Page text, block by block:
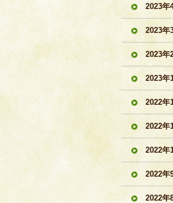
2023年
2023年
2023年
2023年
2022年
2022年
2022年
2022年
2022年